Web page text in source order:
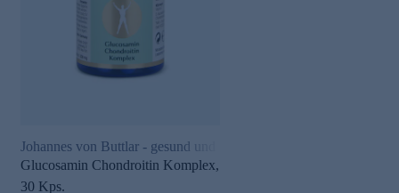
Johannes von Buttlar - gesund und aktiv
Glucosamin Chondroitin Komplex,
30 Kps.